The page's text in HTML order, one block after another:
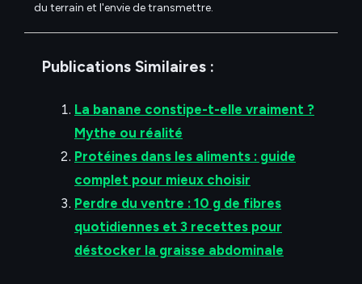
du terrain et l'envie de transmettre.
Publications Similaires :
La banane constipe-t-elle vraiment ?
Mythe ou réalité
Protéines dans les aliments : guide
complet pour mieux choisir
Perdre du ventre : 10 g de fibres
quotidiennes et 3 recettes pour
déstocker la graisse abdominale